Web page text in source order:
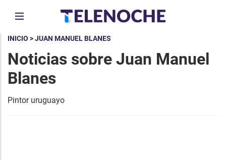
INICIO > JUAN MANUEL BLANES
Noticias sobre Juan Manuel
Blanes
Pintor uruguayo